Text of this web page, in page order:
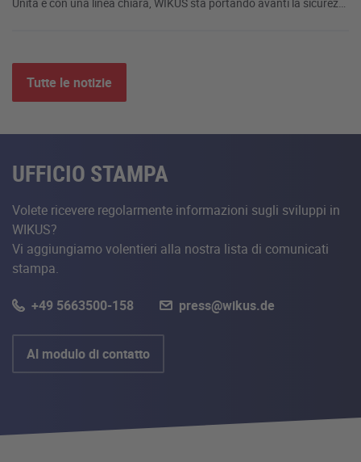
Tutte le notizie
UFFICIO STAMPA
Volete ricevere regolarmente informazioni sugli sviluppi in
WIKUS?
Vi aggiungiamo volentieri alla nostra lista di comunicati
stampa.
+49 5663500-158 press@wikus.de
Al modulo di contatto